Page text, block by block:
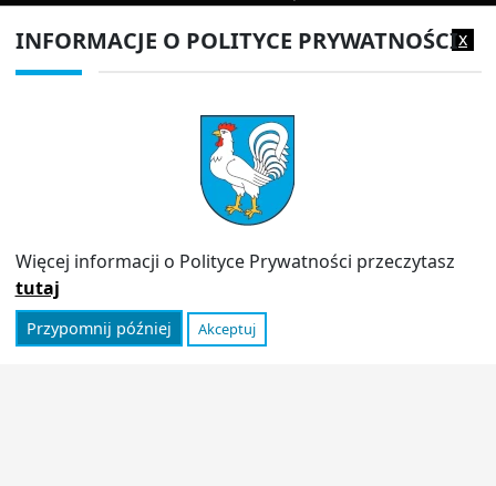
PRZYDATNE LINKI
Polityka prywatności
Informator
x
INFORMACJE O POLITYCE PRYWATNOŚCI
Więcej informacji o Polityce Prywatności przeczytasz
tutaj
Przypomnij później Akceptuj